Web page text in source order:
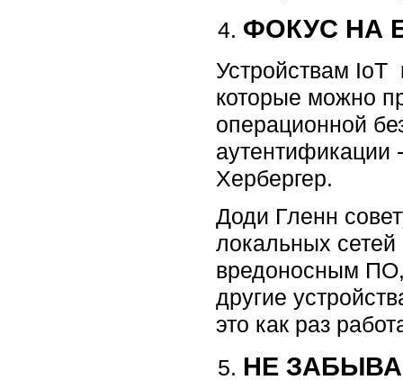
ФОКУС НА
Устройствам IoT
которые можно
операционной
аутентификации
Хербергер.
Доди Гленн
локальных
вредоносным ПО,
другие
это как раз
НЕ